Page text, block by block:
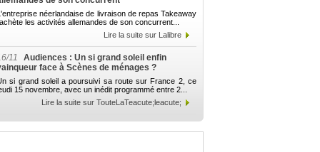
néerlandaise de livraison de repas Takeaway
les activités allemandes de son concurrent...
Lire la suite sur Lalibre
11
Audiences : Un si grand soleil enfin
face à Scènes de ménages ?
si grand soleil a poursuivi sa route sur France 2, ce
15 novembre, avec un inédit programmé entre 2...
Lire la suite sur TouteLaTeacute;leacute;